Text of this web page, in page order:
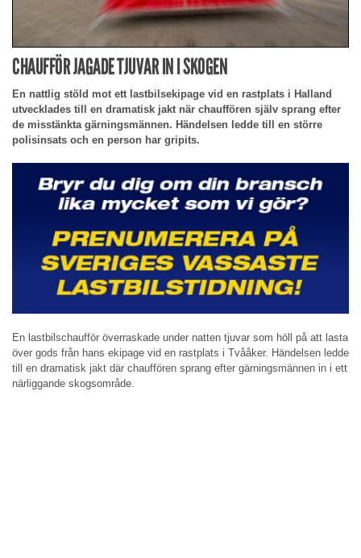
CHAUFFÖR JAGADE TJUVAR IN I SKOGEN
En nattlig stöld mot ett lastbilsekipage vid en rastplats i Halland
utvecklades till en dramatisk jakt när chauffören själv sprang efter
de misstänkta gärningsmännen. Händelsen ledde till en större
polisinsats och en person har gripits.
En lastbilschaufför överraskade under natten tjuvar som höll på att lasta
över gods från hans ekipage vid en rastplats i Tvååker. Händelsen ledde
till en dramatisk jakt där chauffören sprang efter gärningsmännen in i ett
närliggande skogsområde.